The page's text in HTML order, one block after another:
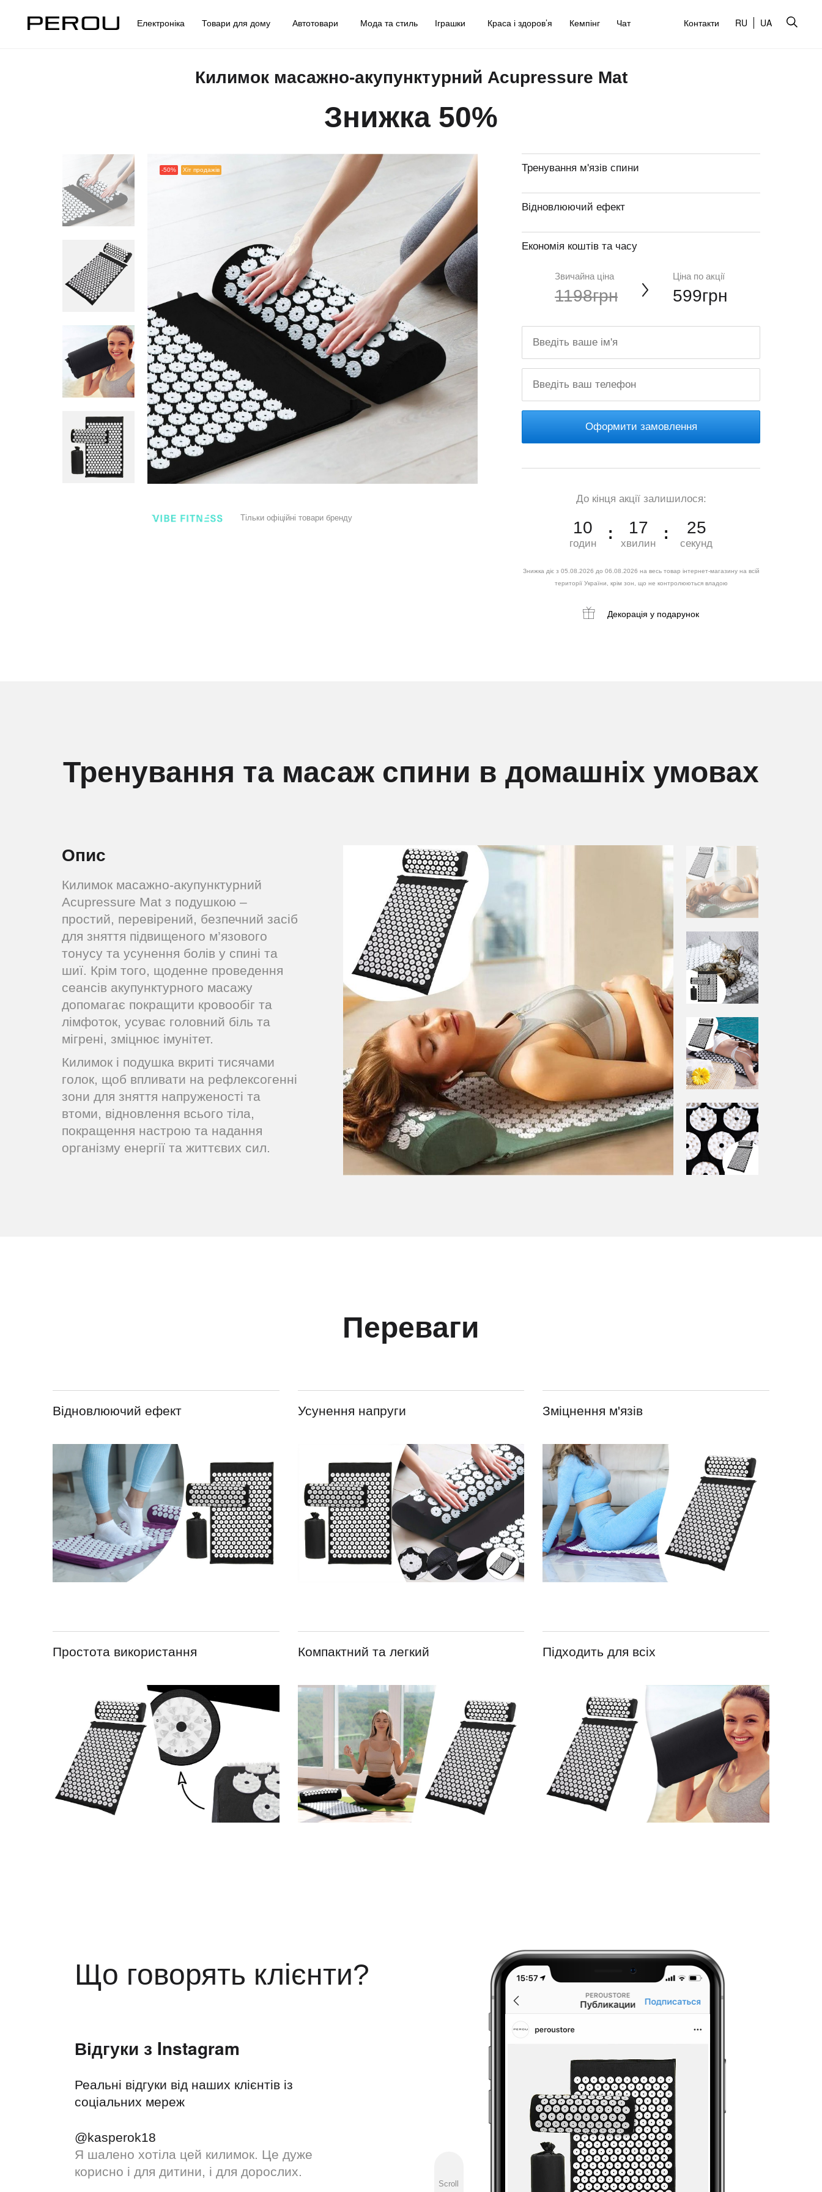
Електроніка Товари для дому Автотовари Мода та стиль Іграшки Краса і здоров’я Кемпінг Чат Контакти RU UA
Килимок масажно-акупунктурний Acupressure Mat
Знижка 50%
-50% Хіт продажів
Тільки офіційні товари бренду
Тренування м'язів спини
Відновлюючий ефект
Економія коштів та часу
Звичайна ціна
1198грн
Ціна по акції
599грн
Оформити замовлення
До кінця акції залишилося:
10
годин
17
хвилин
23
секунд
Знижка діє з 05.08.2026 до 06.08.2026 на весь товар інтернет-магазину на всій
території України, крім зон, що не контролюються владою
Декорація у подарунок
Тренування та масаж спини в домашніх умовах
Опис
Килимок масажно-акупунктурний
Acupressure Mat з подушкою –
простий, перевірений, безпечний засіб
для зняття підвищеного м’язового
тонусу та усунення болів у спині та
шиї. Крім того, щоденне проведення
сеансів акупунктурного масажу
допомагає покращити кровообіг та
лімфоток, усуває головний біль та
мігрені, зміцнює імунітет.
Килимок і подушка вкриті тисячами
голок, щоб впливати на рефлексогенні
зони для зняття напруженості та
втоми, відновлення всього тіла,
покращення настрою та надання
організму енергії та життєвих сил.
Переваги
Відновлюючий ефект Усунення напруги Зміцнення м'язів
Простота використання Компактний та легкий Підходить для всіх
Що говорять клієнти?
Відгуки з Instagram
Реальні відгуки від наших клієнтів із
соціальних мереж
@kasperok18
Я шалено хотіла цей килимок. Це дуже
корисно і для дитини, і для дорослих.
Scroll